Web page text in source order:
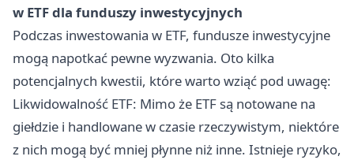
w ETF dla funduszy inwestycyjnych
Podczas inwestowania w ETF, fundusze inwestycyjne
mogą napotkać pewne wyzwania. Oto kilka
potencjalnych kwestii, które warto wziąć pod uwagę:
Likwidowalność ETF: Mimo że ETF są notowane na
giełdzie i handlowane w czasie rzeczywistym, niektóre
z nich mogą być mniej płynne niż inne. Istnieje ryzyko,